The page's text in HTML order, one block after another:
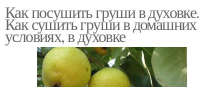
Как посушить груши в духовке.
Как сушить груши в домашних
условиях, в духовке